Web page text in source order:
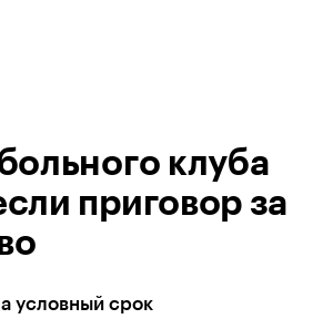
клуба
приговор за
условный срок